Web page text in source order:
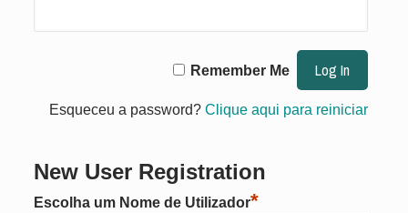
Remember Me
Esqueceu a password? Clique aqui para reiniciar
New User Registration
Escolha um Nome de Utilizador*